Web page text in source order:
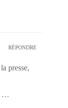
RÉPONDRE
presse,
…